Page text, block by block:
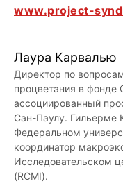
www.project-
Лаура Карвалью
Директор по
процветания в фонде
ассоциированный
Сан-Паулу. Гильерме
Федеральном
координатор
Исследовательском
(RCMI).